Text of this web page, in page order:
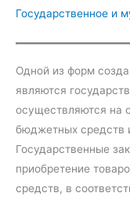
Государственное и
Одной из форм
являются
осуществляются на
бюджетных средств
Государственные
приобретение
средств, в